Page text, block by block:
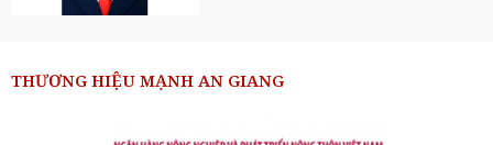
THƯƠNG HIỆU MẠNH AN GIANG